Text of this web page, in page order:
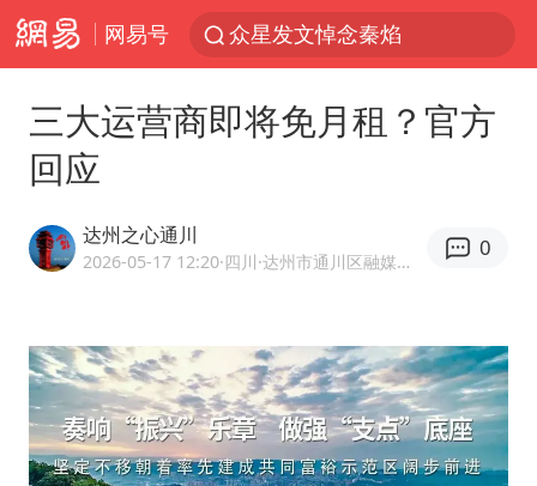
网易号
众星发文悼念秦焰
苏州河水抢排翻泄至黄浦江
“还不如不放假”
白海豚突然大拐弯 走出罕见路线
百花奖闭幕式节目单正式揭晓
血指纹匹配成功，20年悬案告破！凶手被执行死刑
钟睒睒：必须限制电商平台权力
三大运营商即将免月租？官方
回应
达州之心通川
2026-05-17 12:20·四川 ·达州市通川区融媒体中心官方网易号
0